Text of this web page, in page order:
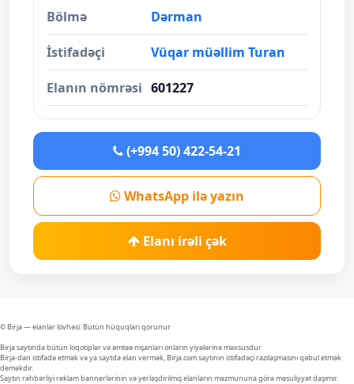
Bölmə Dərman
İstifadəçi Vüqar müəllim Turan
Elanın nömrəsi 601227
(+994 50) 422-54-21
WhatsApp ilə yazın
Elanı irəli çək
© Birja — elanlar lövhəsi. Bütün hüquqları qorunur
Birja saytında bütün loqotiplər və əmtəə nişanları onların yiyələrinə məxsusdur.
Birja-dan istifadə etmək və ya saytda elan vermək, Birja.com saytının istifadəçi razılaşmasını qəbul etmək
deməkdir.
Saytın rəhbərliyi reklam bannerlərinin və yerləşdirilmiş elanların məzmununa görə məsuliyyət daşımır.